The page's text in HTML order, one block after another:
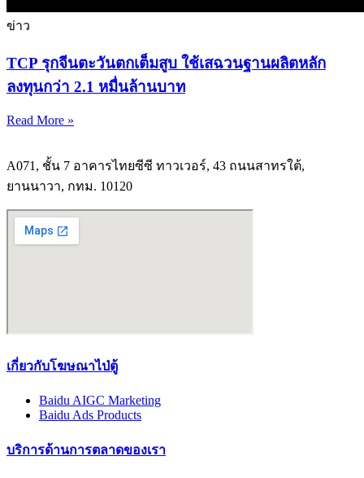
ข่าว
TCP รุกจีนตะวันตกเต็มสูบ ใช้เสฉวนฐานผลิตหลัก
ลงทุนกว่า 2.1 หมื่นล้านบาท
Read More »
A071, ชั้น 7 อาคารไทยซีซี ทาวเวอร์, 43 ถนนสาทรใต้,
ยานนาวา, กทม. 10120
เกี่ยวกับโฆษณาไป่ตู้
Baidu AIGC Marketing
Baidu Ads Products
บริการด้านการตลาดของเรา